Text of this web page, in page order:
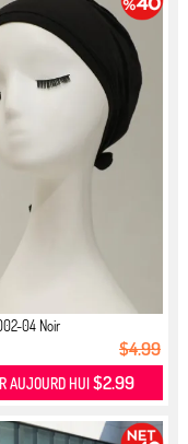
04 Noir
$4.99
AUJOURD HUI$2.99